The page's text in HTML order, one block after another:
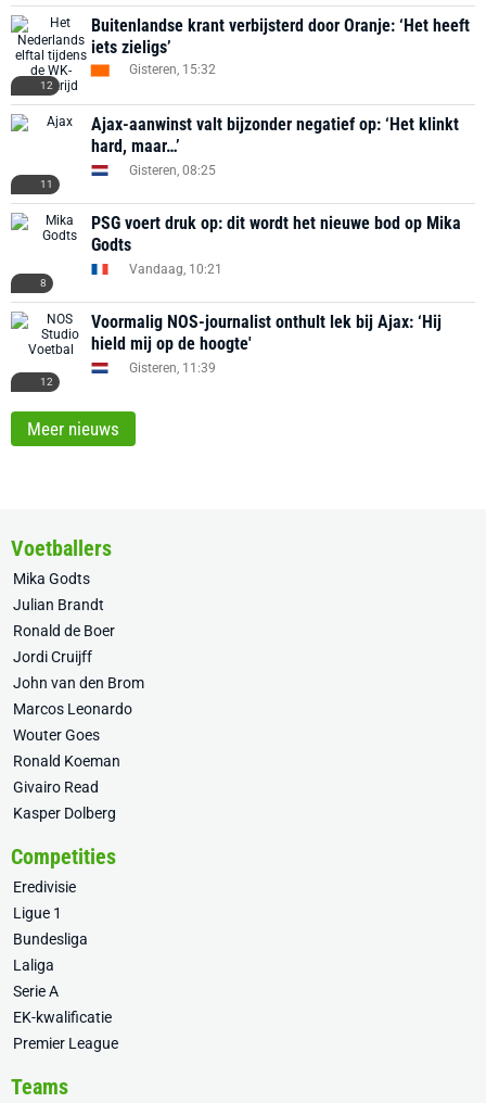
12
Buitenlandse krant verbijsterd door Oranje: ‘Het heeft
iets zieligs’
Gisteren, 15:32
11
Ajax-aanwinst valt bijzonder negatief op: ‘Het klinkt
hard, maar…’
Gisteren, 08:25
8
PSG voert druk op: dit wordt het nieuwe bod op Mika
Godts
Vandaag, 10:21
12
Voormalig NOS-journalist onthult lek bij Ajax: ‘Hij
hield mij op de hoogte'
Gisteren, 11:39
Meer nieuws
Voetballers
Mika Godts
Julian Brandt
Ronald de Boer
Jordi Cruijff
John van den Brom
Marcos Leonardo
Wouter Goes
Ronald Koeman
Givairo Read
Kasper Dolberg
Competities
Eredivisie
Ligue 1
Bundesliga
Laliga
Serie A
EK-kwalificatie
Premier League
Teams